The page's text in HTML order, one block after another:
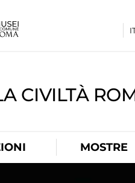
CIVILTÀ
MOSTRE